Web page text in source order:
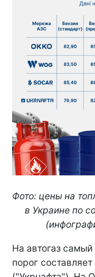
Фото: цены на
в Украине по
На автогаз
порог